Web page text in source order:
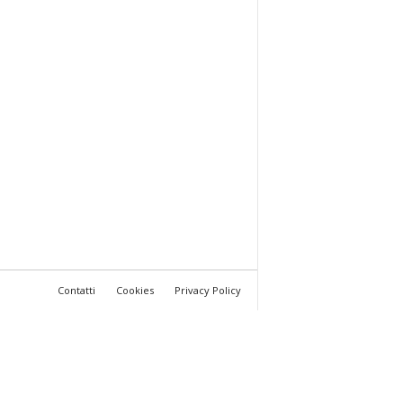
Contatti Cookies Privacy Policy